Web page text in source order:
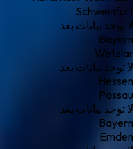
Schweinfurt
لا توجد بيانات بعد
Bayern
Wetzlar
لا توجد بيانات بعد
Hessen
Passau
لا توجد بيانات بعد
Bayern
Emden